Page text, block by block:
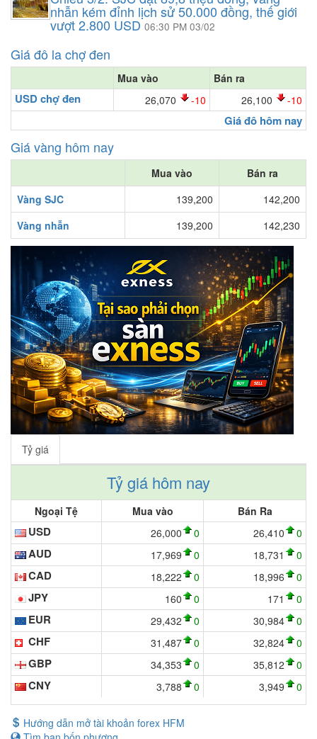
nhẫn kém đỉnh lịch sử 50.000 đồng, thế giới
vượt 2.800 USD06:30 PM 03/02
Giá đô la chợ đen
Mua vào Bán ra
USD chợ đen 26,070 -10 26,100 -10
Giá đô hôm nay
Giá vàng hôm nay
Mua vào
Bán ra
Vàng SJC
139,200
142,200
Vàng nhẫn
139,200 142,230
Tỷ giá
Tỷ giá hôm nay
Ngoại Tệ Mua vào Bán Ra
USD 26,000 0 26,410 0
AUD 17,969 0 18,731 0
CAD 18,222 0 18,996 0
JPY 160 0 171 0
EUR 29,432 0 30,984 0
CHF 31,487 0 32,824 0
GBP 34,353 0 35,812 0
CNY 3,788 0 3,949 0
Hướng dẫn mở tài khoản forex HFM